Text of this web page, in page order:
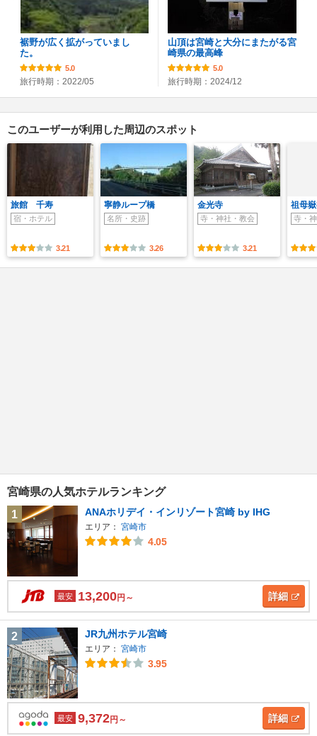
裾野が広く拡がっていまし
た。
5.0
旅行時期：2022/05
山頂は宮崎と大分にまたがる宮
崎県の最高峰
5.0
旅行時期：2024/12
このユーザーが利用した周辺のスポット
旅館 千寿
宿・ホテル
3.21
寧静ループ橋
名所・史跡
3.26
金光寺
寺・神社・教会
3.21
祖母
寺・
宮崎県の人気ホテルランキング
1
ANAホリデイ・インリゾート宮崎 by IHG
エリア： 宮崎市
4.05
最安 13,200円～ 詳細
2 JR九州ホテル宮崎
エリア： 宮崎市
3.95
最安 9,372円～ 詳細